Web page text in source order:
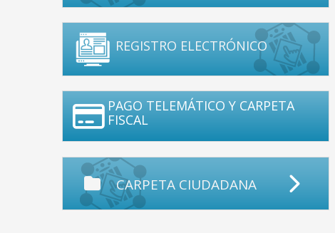
REGISTRO ELECTRÓNICO
PAGO TELEMÁTICO Y CARPETA
FISCAL
CARPETA CIUDADANA